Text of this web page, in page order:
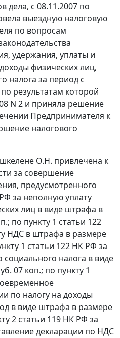
дела, с 08.11.2007 по
выездную налоговую
по вопросам
удержания, уплаты и
физических лиц,
налога за период с
результатам которой
N 2 и приняла решение
Предпринимателя к
налогового
О.Н. привлечена к
за совершение
предусмотренного
за неполную уплату
лиц в виде штрафа в
по пункту 1 статьи 122
НДС в штрафа в размере
1 статьи 122 НК РФ за
налога в виде
07 коп.; по пункту 1
по налогу на доходы
в виде штрафа в размере
2 статьи 119 НК РФ за
декларации по НДС